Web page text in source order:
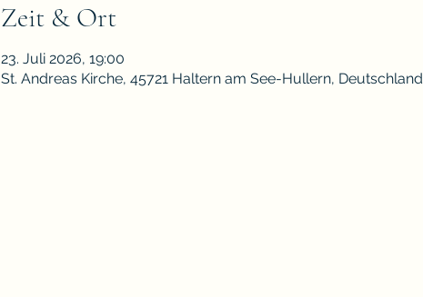
Zeit & Ort
23. Juli 2026, 19:00
St. Andreas Kirche, 45721 Haltern am See-Hullern, Deutschland